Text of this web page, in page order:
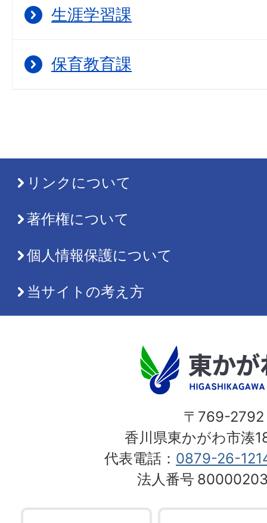
生涯学習課
保育教育課
リンクについて
著作権について
個人情報保護について
当サイトの考え方
〒769-2792
香川県東かがわ市湊
代表電話： 0879-26-
法人番号